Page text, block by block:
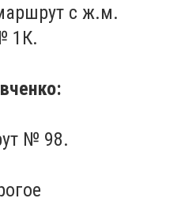
с ж.м.
1К.
№ 98.